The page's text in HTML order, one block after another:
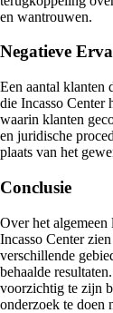
en wantrouwen.
Negatieve
Een aantal klanten
die Incasso Center
waarin klanten
en juridische
plaats van het
Conclusie
Over het algemeen
Incasso Center
verschillende
behaalde
voorzichtig te zijn
onderzoek te doen